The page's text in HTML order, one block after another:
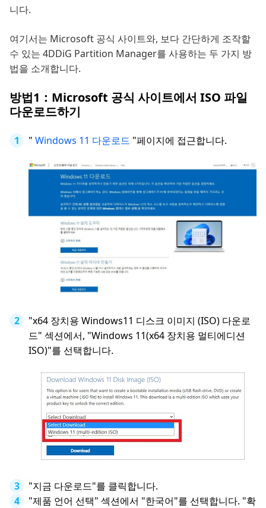
니다.
여기서는 Microsoft 공식 사이트와, 보다 간단하게 조작할
수 있는 4DDiG Partition Manager를 사용하는 두 가지 방
법을 소개합니다.
방법1：Microsoft 공식 사이트에서 ISO 파일
다운로드하기
" Windows 11 다운로드 "페이지에 접근합니다.
"x64 장치용 Windows11 디스크 이미지 (ISO) 다운로
드" 섹션에서, "Windows 11(x64 장치용 멀티에디션
ISO)"를 선택합니다.
"지금 다운로드"를 클릭합니다.
"제품 언어 선택" 섹션에서 "한국어"를 선택합니다. "확